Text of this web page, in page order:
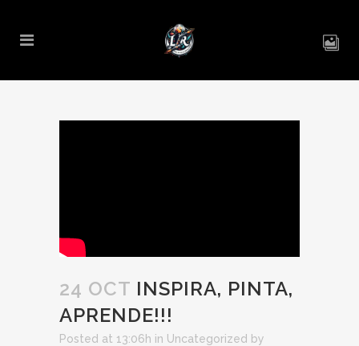
24 OCT INSPIRA, PINTA,
APRENDE!!!
Posted at 13:06h in Uncategorized by